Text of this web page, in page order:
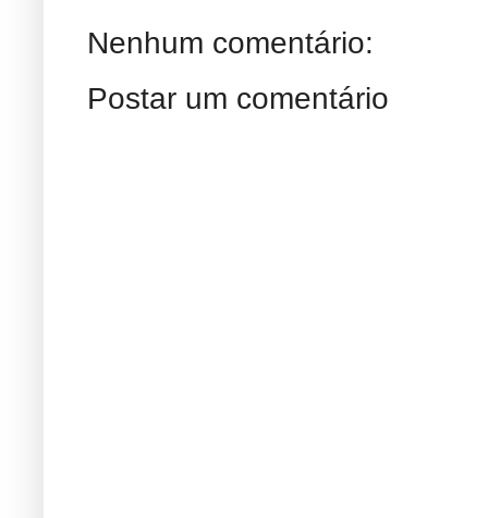
Nenhum comentário:
Postar um comentário